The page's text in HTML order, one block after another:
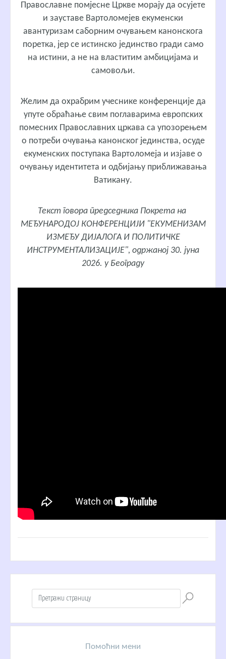
Православне помјесне Цркве морају да осујете
и зауставе Вартоломејев екуменски
авантуризам саборним очувањем канонскога
поретка, јер се истинско јединство гради само
на истини, а не на властитим амбицијама и
самовољи.
Желим да охрабрим учеснике конференције да
упуте обраћање свим поглаварима европских
помесних Православних цркава са упозорењем
о потреби очувања канонског јединства, осуде
екуменских поступака Вартоломеја и изјаве о
очувању идентитета и одбијању приближавања
Ватикану.
Текст говора председника Покрета на
МЕЂУНАРОДОЈ КОНФЕРЕНЦИЈИ "ЕКУМЕНИЗАМ
ИЗМЕЂУ ДИЈАЛОГА И ПОЛИТИЧКЕ
ИНСТРУМЕНТАЛИЗАЦИЈЕ", одржаној 30. јуна
2026. у Београду
Помоћни мени